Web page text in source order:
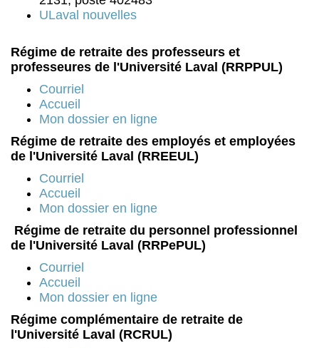
ULaval nouvelles
Régime de retraite des professeurs et
professeures de l'Université Laval (RRPPUL)
Courriel
Accueil
Mon dossier en ligne
Régime de retraite des employés et employées
de l'Université Laval (RREEUL)
Courriel
Accueil
Mon dossier en ligne
Régime de retraite du personnel professionnel
de l'Université Laval (RRPePUL)
Courriel
Accueil
Mon dossier en ligne
Régime complémentaire de retraite de
l'Université Laval (RCRUL)